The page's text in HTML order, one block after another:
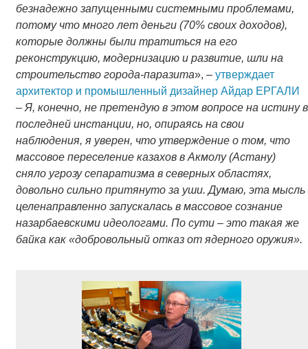
безнадежно запущенными системными проблемами,
потому что много лет деньги (70% своих доходов),
которые должны были тратиться на его
реконструкцию, модернизацию и развитие, шли на
строительство города-паразита», – утверждает
архитектор и промышленный дизайнер Айдар ЕРГАЛИ
– Я, конечно, не претендую в этом вопросе на истину в
последней инстанции, но, опираясь на свои
наблюдения, я уверен, что утверждение о том, что
массовое переселение казахов в Акмолу (Астану)
сняло угрозу сепаратизма в северных областях,
довольно сильно притянуто за уши. Думаю, эта мысль
целенаправленно запускалась в массовое сознание
назарбаевскими идеологами. По сути – это такая же
байка как «добровольный отказ от ядерного оружия».